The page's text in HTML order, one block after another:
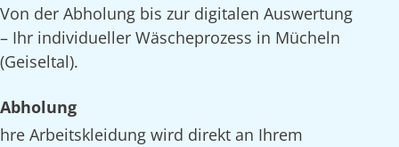
Von der Abholung bis zur digitalen Auswertung
– Ihr individueller Wäscheprozess in Mücheln
(Geiseltal).
Abholung
hre Arbeitskleidung wird direkt an Ihrem